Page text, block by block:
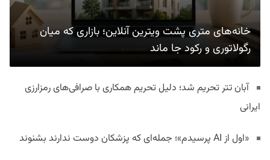
خانه‌های متری پشت ویترین آنلاین؛ بازاری که میان
رگولاتوری و رکود جا ماند
آبان تتر تحریم شد؛ دلیل تحریم همکاری با صرافی‌های رمزارزی
ایرانی
«اول از AI پرسیدم»؛ جمله‌ای که پزشکان دوست ندارند بشنوند